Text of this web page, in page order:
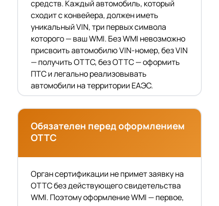
средств. Каждый автомобиль, который
сходит с конвейера, должен иметь
уникальный VIN, три первых символа
которого — ваш WMI. Без WMI невозможно
присвоить автомобилю VIN-номер, без VIN
— получить ОТТС, без ОТТС — оформить
ПТС и легально реализовывать
автомобили на территории ЕАЭС.
Обязателен перед оформлением
ОТТС
Орган сертификации не примет заявку на
ОТТС без действующего свидетельства
WMI. Поэтому оформление WMI — первое,